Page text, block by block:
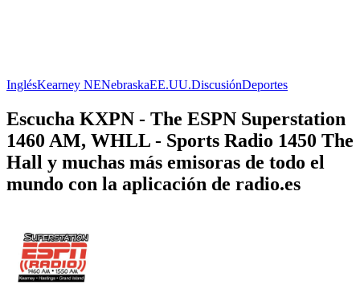
InglésKearney NENebraskaEE.UU.DiscusiónDeportes
Escucha KXPN - The ESPN Superstation
1460 AM, WHLL - Sports Radio 1450 The
Hall y muchas más emisoras de todo el
mundo con la aplicación de radio.es